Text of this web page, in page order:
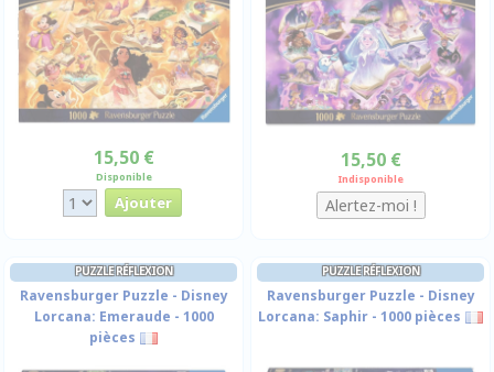
15,50 €
Disponible
15,50 €
Indisponible
PUZZLE RÉFLEXION
Ravensburger Puzzle - Disney
Lorcana: Emeraude - 1000
pièces
PUZZLE RÉFLEXION
Ravensburger Puzzle - Disney
Lorcana: Saphir - 1000 pièces